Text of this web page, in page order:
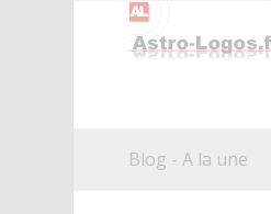
Blog - A la une